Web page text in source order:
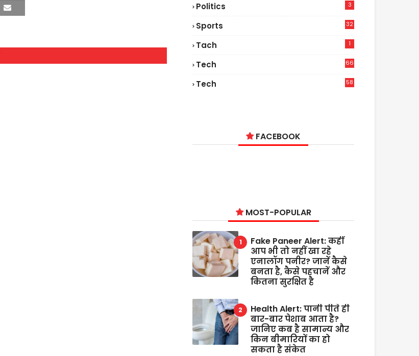
Politics 3
Sports 32
Tach 1
Tech
66
Tech
58
FACEBOOK
MOST-POPULAR
Fake Paneer Alert: कहीं
आप भी तो नहीं खा रहे
एनालॉग पनीर? जानें कैसे
बनता है, कैसे पहचानें और
कितना सुरक्षित है
Health Alert: पानी पीते ही
बार-बार पेशाब आता है?
जानिए कब है सामान्य और
किन बीमारियों का हो
सकता है संकेत